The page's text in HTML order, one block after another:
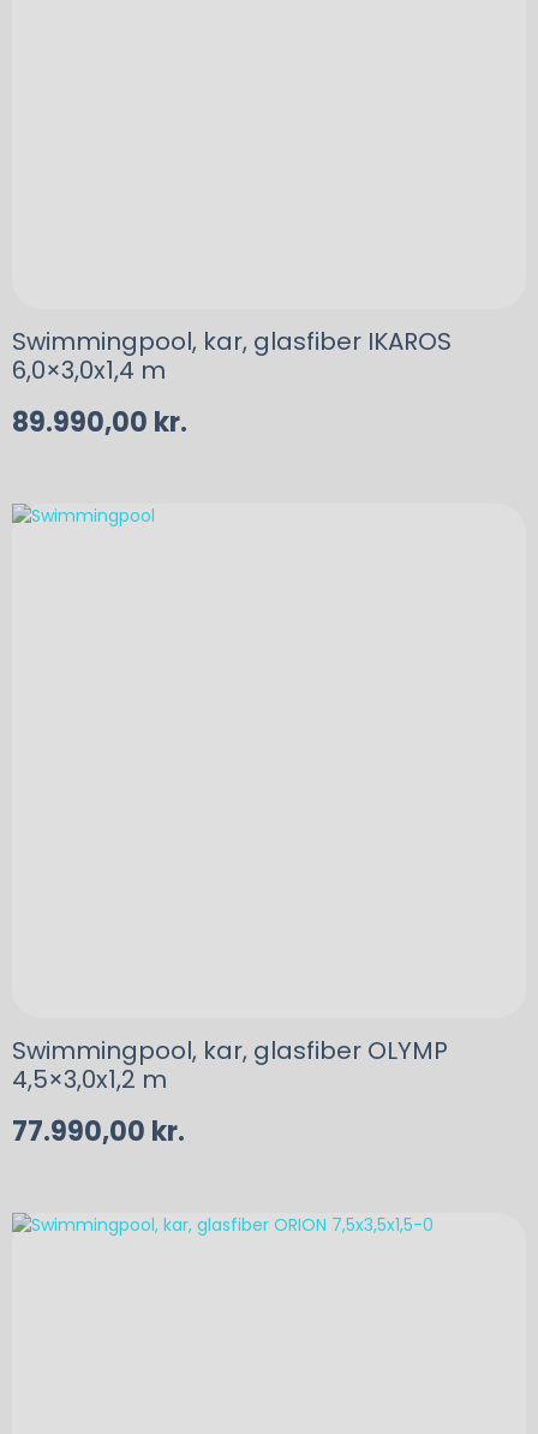
Swimmingpool, kar, glasfiber IKAROS
6,0×3,0x1,4 m
89.990,00 kr.
Swimmingpool, kar, glasfiber OLYMP
4,5×3,0x1,2 m
77.990,00 kr.